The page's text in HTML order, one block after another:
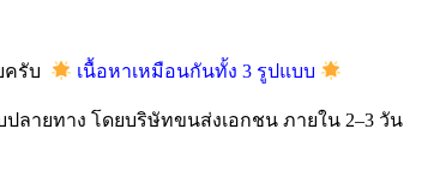
ครับ เนื้อหาเหมือนกันทั้ง 3 รูปแบบ
ปลายทาง โดยบริษัทขนส่งเอกชน ภายใน 2–3 วัน